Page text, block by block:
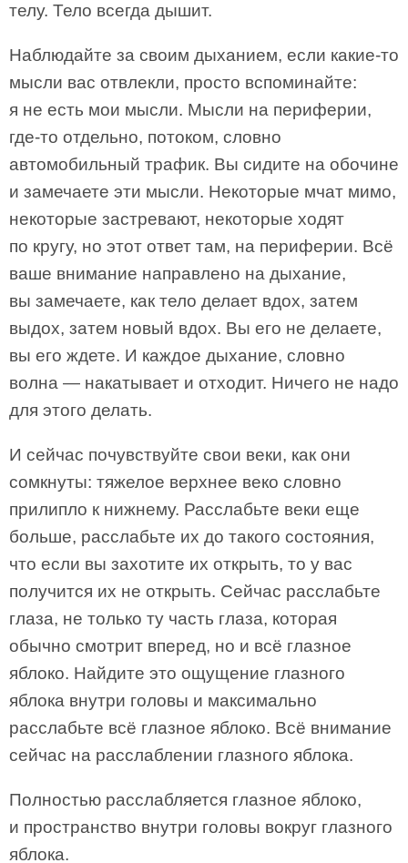
телу. Тело всегда дышит.
Наблюдайте за своим дыханием, если какие-то
мысли вас отвлекли, просто вспоминайте:
я не есть мои мысли. Мысли на периферии,
где-то отдельно, потоком, словно
автомобильный трафик. Вы сидите на обочине
и замечаете эти мысли. Некоторые мчат мимо,
некоторые застревают, некоторые ходят
по кругу, но этот ответ там, на периферии. Всё
ваше внимание направлено на дыхание,
вы замечаете, как тело делает вдох, затем
выдох, затем новый вдох. Вы его не делаете,
вы его ждете. И каждое дыхание, словно
волна — накатывает и отходит. Ничего не надо
для этого делать.
И сейчас почувствуйте свои веки, как они
сомкнуты: тяжелое верхнее веко словно
прилипло к нижнему. Расслабьте веки еще
больше, расслабьте их до такого состояния,
что если вы захотите их открыть, то у вас
получится их не открыть. Сейчас расслабьте
глаза, не только ту часть глаза, которая
обычно смотрит вперед, но и всё глазное
яблоко. Найдите это ощущение глазного
яблока внутри головы и максимально
расслабьте всё глазное яблоко. Всё внимание
сейчас на расслаблении глазного яблока.
Полностью расслабляется глазное яблоко,
и пространство внутри головы вокруг глазного
яблока.